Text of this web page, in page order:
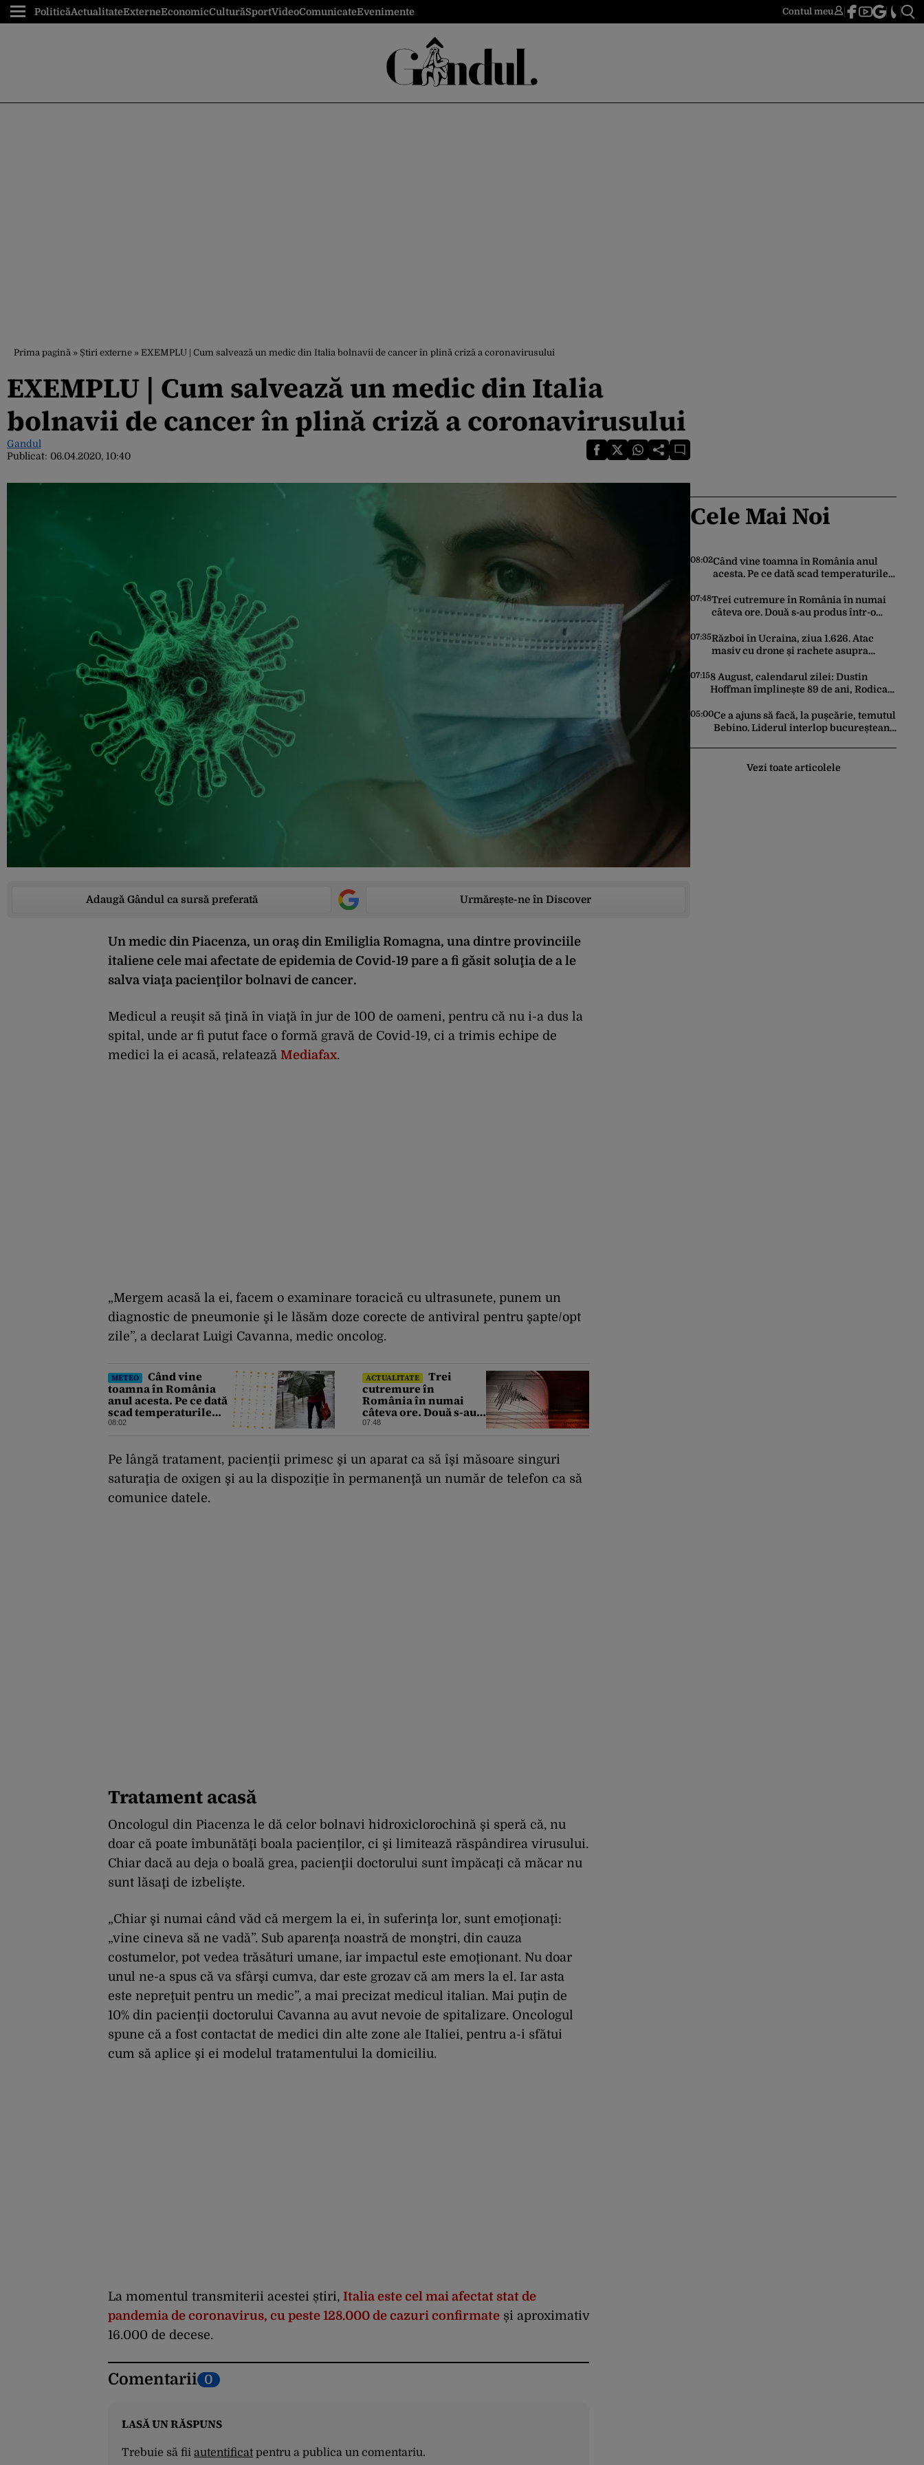
PoliticăActualitateExterneEconomicCulturăSportVideoComunicateEvenimente Contul meu
Prima pagină » Știri externe » EXEMPLU | Cum salvează un medic din Italia bolnavii de cancer în plină criză a coronavirusului
EXEMPLU | Cum salvează un medic din Italia
bolnavii de cancer în plină criză a coronavirusului
Gandul
Publicat: 06.04.2020, 10:40
Adaugă Gândul ca sursă preferată Urmărește-ne în Discover
Un medic din Piacenza, un oraş din Emiliglia Romagna, una dintre provinciile
italiene cele mai afectate de epidemia de Covid-19 pare a fi găsit soluţia de a le
salva viaţa pacienţilor bolnavi de cancer.
Medicul a reuşit să ţină în viaţă în jur de 100 de oameni, pentru că nu i-a dus la
spital, unde ar fi putut face o formă gravă de Covid-19, ci a trimis echipe de
medici la ei acasă, relatează Mediafax.
„Mergem acasă la ei, facem o examinare toracică cu ultrasunete, punem un
diagnostic de pneumonie şi le lăsăm doze corecte de antiviral pentru şapte/opt
zile”, a declarat Luigi Cavanna, medic oncolog.
METEO
Când vine
toamna în România
anul acesta. Pe ce dată
scad temperaturile
sub 25 de grade Celsius
Accuweather
08:02
ACTUALITATE
Trei
cutremure în
România în numai
câteva ore. Două s-au
produs într-o zonă
07:48
Pe lângă tratament, pacienţii primesc şi un aparat ca să îşi măsoare singuri
saturaţia de oxigen şi au la dispoziţie în permanenţă un număr de telefon ca să
comunice datele.
Tratament acasă
Oncologul din Piacenza le dă celor bolnavi hidroxiclorochină şi speră că, nu
doar că poate îmbunătăţi boala pacienţilor, ci şi limitează răspândirea virusului.
Chiar dacă au deja o boală grea, pacienţii doctorului sunt împăcaţi că măcar nu
sunt lăsaţi de izbelişte.
„Chiar şi numai când văd că mergem la ei, în suferinţa lor, sunt emoţionaţi:
„vine cineva să ne vadă”. Sub aparenţa noastră de monştri, din cauza
costumelor, pot vedea trăsături umane, iar impactul este emoţionant. Nu doar
unul ne-a spus că va sfârşi cumva, dar este grozav că am mers la el. Iar asta
este nepreţuit pentru un medic”, a mai precizat medicul italian. Mai puţin de
10% din pacienţii doctorului Cavanna au avut nevoie de spitalizare. Oncologul
spune că a fost contactat de medici din alte zone ale Italiei, pentru a-i sfătui
cum să aplice şi ei modelul tratamentului la domiciliu.
La momentul transmiterii acestei știri, Italia este cel mai afectat stat de
pandemia de coronavirus, cu peste 128.000 de cazuri confirmate și aproximativ
16.000 de decese.
Comentarii 0
LASĂ UN RĂSPUNS
Trebuie să fii autentificatpentru a publica un comentariu.
Cele Mai Noi
08:02Când vine toamna în România anul
acesta. Pe ce dată scad temperaturile
potrivit meteorologilor Accuweather
07:48Trei cutremure în România în numai
câteva ore. Două s-au produs într-o
07:35Război în Ucraina, ziua 1.626. Atac
masiv cu drone și rachete asupra
07:158 August, calendarul zilei: Dustin
Hoffman împlinește 89 de ani, Rodica
Ghenea face 39 de ani
05:00Ce a ajuns să facă, la pușcărie, temutul
Bebino. Liderul interlop bucureștean,
Vezi toate articolele